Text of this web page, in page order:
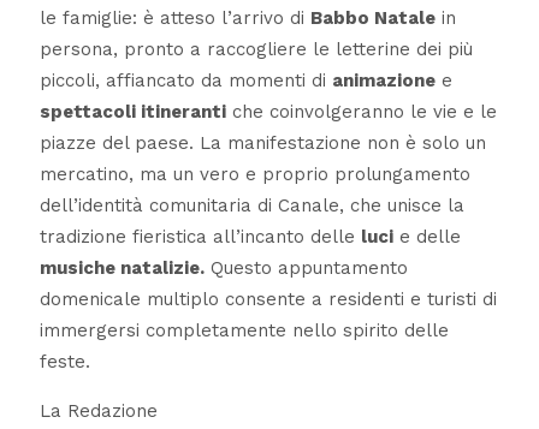
le famiglie: è atteso l’arrivo di Babbo Natalein
persona, pronto a raccogliere le letterine dei più
piccoli, affiancato da momenti di animazionee
spettacoli itinerantiche coinvolgeranno le vie e le
piazze del paese. La manifestazione non è solo un
mercatino, ma un vero e proprio prolungamento
dell’identità comunitaria di Canale, che unisce la
tradizione fieristica all’incanto delle lucie delle
musiche natalizie.Questo appuntamento
domenicale multiplo consente a residenti e turisti di
immergersi completamente nello spirito delle
feste.
La Redazione